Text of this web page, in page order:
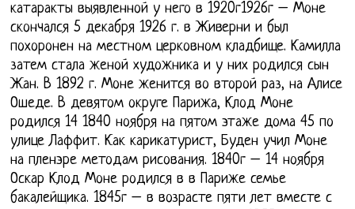
катаракты выявленной у него в 1920г1926г – Моне
скончался 5 декабря 1926 г. в Живерни и был
похоронен на местном церковном кладбище. Камилла
затем стала женой художника и у них родился сын
Жан. В 1892 г. Моне женится во второй раз, на Алисе
Ошеде. В девятом округе Парижа, Клод Моне
родился 14 1840 ноября на пятом этаже дома 45 по
улице Лаффит. Как карикатурист, Буден учил Моне
на пленэре методам рисования. 1840г – 14 ноября
Оскар Клод Моне родился в в Париже семье
бакалейщика. 1845г – в возрасте пяти лет вместе с